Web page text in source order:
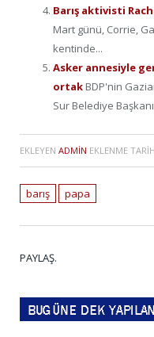
Barış aktivisti
Mart günü, Corrie,
kentinde...
Asker annesiyle
ortak BDP'nin
Sur Belediye
EKLEYEN ADMIN EKLENME
barış papa
PAYLAŞ.